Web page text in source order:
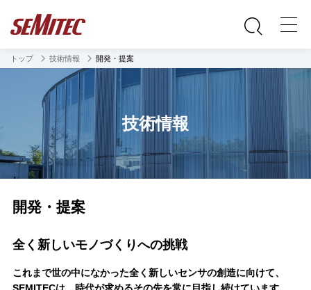
トップ 技術情報 開発・提案
技術情報
開発・提案
全く新しいモノづくりへの挑戦
これまで世の中になかった全く新しいセンサの創造に向けて、